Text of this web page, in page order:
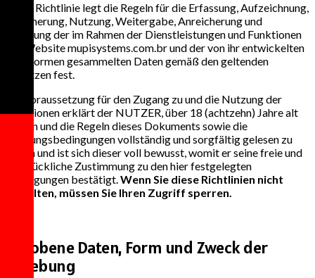
Diese Richtlinie legt die Regeln für die Erfassung, Aufzeichnung,
Speicherung, Nutzung, Weitergabe, Anreicherung und
Löschung der im Rahmen der Dienstleistungen und Funktionen
der Website mupisystems.com.br und der von ihr entwickelten
Plattformen gesammelten Daten gemäß den geltenden
Gesetzen fest.
Als Voraussetzung für den Zugang zu und die Nutzung der
Funktionen erklärt der NUTZER, über 18 (achtzehn) Jahre alt
zu sein und die Regeln dieses Dokuments sowie die
Nutzungsbedingungen vollständig und sorgfältig gelesen zu
haben und ist sich dieser voll bewusst, womit er seine freie und
ausdrückliche Zustimmung zu den hier festgelegten
Bedingungen bestätigt.Wenn Sie diese Richtlinien nicht
einhalten, müssen Sie Ihren Zugriff sperren.
Erhobene Daten, Form und Zweck der
Erhebung